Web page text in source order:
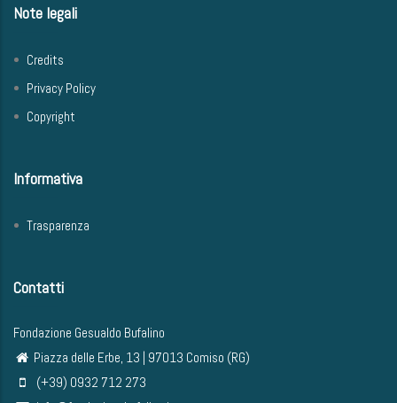
Note legali
Credits
Privacy Policy
Copyright
Informativa
Trasparenza
Contatti
Fondazione Gesualdo Bufalino
Piazza delle Erbe, 13 | 97013 Comiso (RG)
(+39) 0932 712 273